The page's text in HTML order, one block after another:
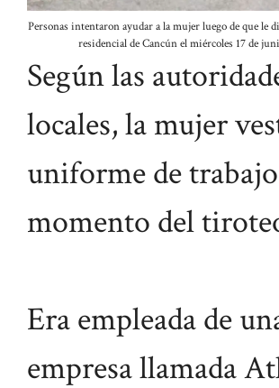
Personas intentaron ayudar a la mujer luego de que le
residencial de Cancún el miércoles 17 de
Según las
locales, la mujer
uniforme de
momento del
Era empleada de
empresa llamada